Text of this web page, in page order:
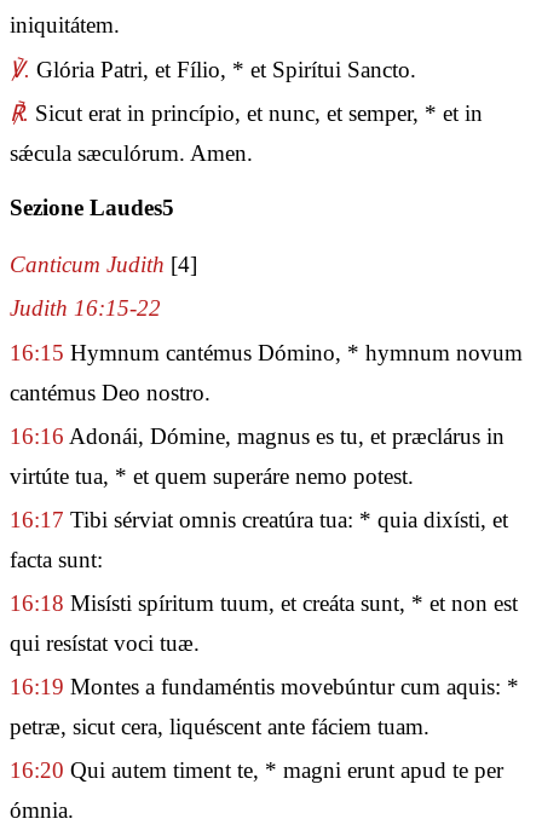
iniquitátem.
℣. Glória Patri, et Fílio, * et Spirítui Sancto.
℟. Sicut erat in princípio, et nunc, et semper, * et in
sǽcula sæculórum. Amen.
Sezione Laudes5
Canticum Judith [4]
Judith 16:15-22
16:15 Hymnum cantémus Dómino, * hymnum novum
cantémus Deo nostro.
16:16 Adonái, Dómine, magnus es tu, et præclárus in
virtúte tua, * et quem superáre nemo potest.
16:17 Tibi sérviat omnis creatúra tua: * quia dixísti, et
facta sunt:
16:18 Misísti spíritum tuum, et creáta sunt, * et non est
qui resístat voci tuæ.
16:19 Montes a fundaméntis movebúntur cum aquis: *
petræ, sicut cera, liquéscent ante fáciem tuam.
16:20 Qui autem timent te, * magni erunt apud te per
ómnia.